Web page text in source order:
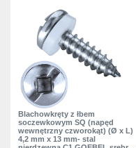
Blachowkręty z łbem
soczewkowym SQ (napęd
wewnętrzny czworokąt) (Ø x L)
4,2 mm x 13 mm- stal